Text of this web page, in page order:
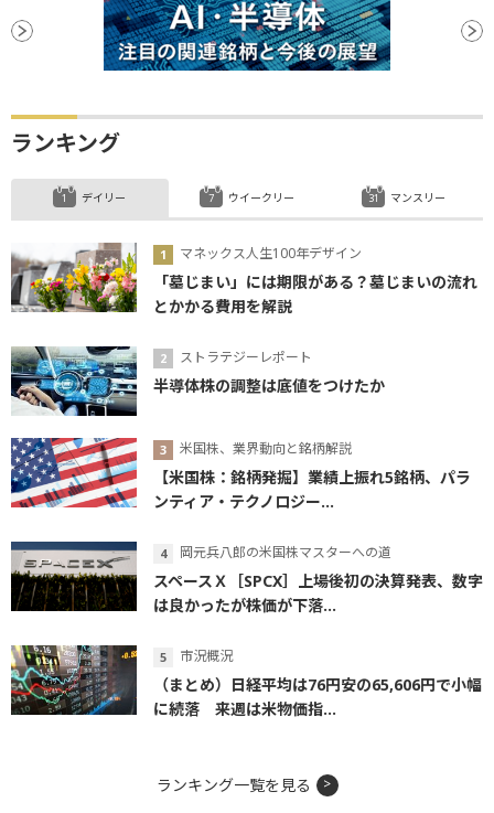
ランキング
デイリー
マネックス人生100年デザイン
「墓じまい」には期限がある？墓じまいの流れ
とかかる費用を解説
ストラテジーレポート
半導体株の調整は底値をつけたか
米国株、業界動向と銘柄解説
【米国株：銘柄発掘】業績上振れ5銘柄、パラ
ンティア・テクノロジー...
岡元兵八郎の米国株マスターへの道
スペースＸ［SPCX］上場後初の決算発表、数字
は良かったが株価が下落...
市況概況
（まとめ）日経平均は76円安の65,606円で小幅
に続落 来週は米物価指...
ウイークリー マンスリー
ランキング一覧を見る